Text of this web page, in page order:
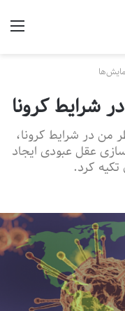
شرایط کرونا
من در شرایط کرونا،
عقل عبودی ایجاد
کرد.